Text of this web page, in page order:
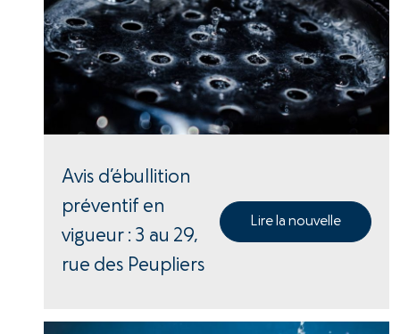
Avis d’ébullition
préventif en
vigueur : 3 au 29,
rue des Peupliers
Lire la nouvelle